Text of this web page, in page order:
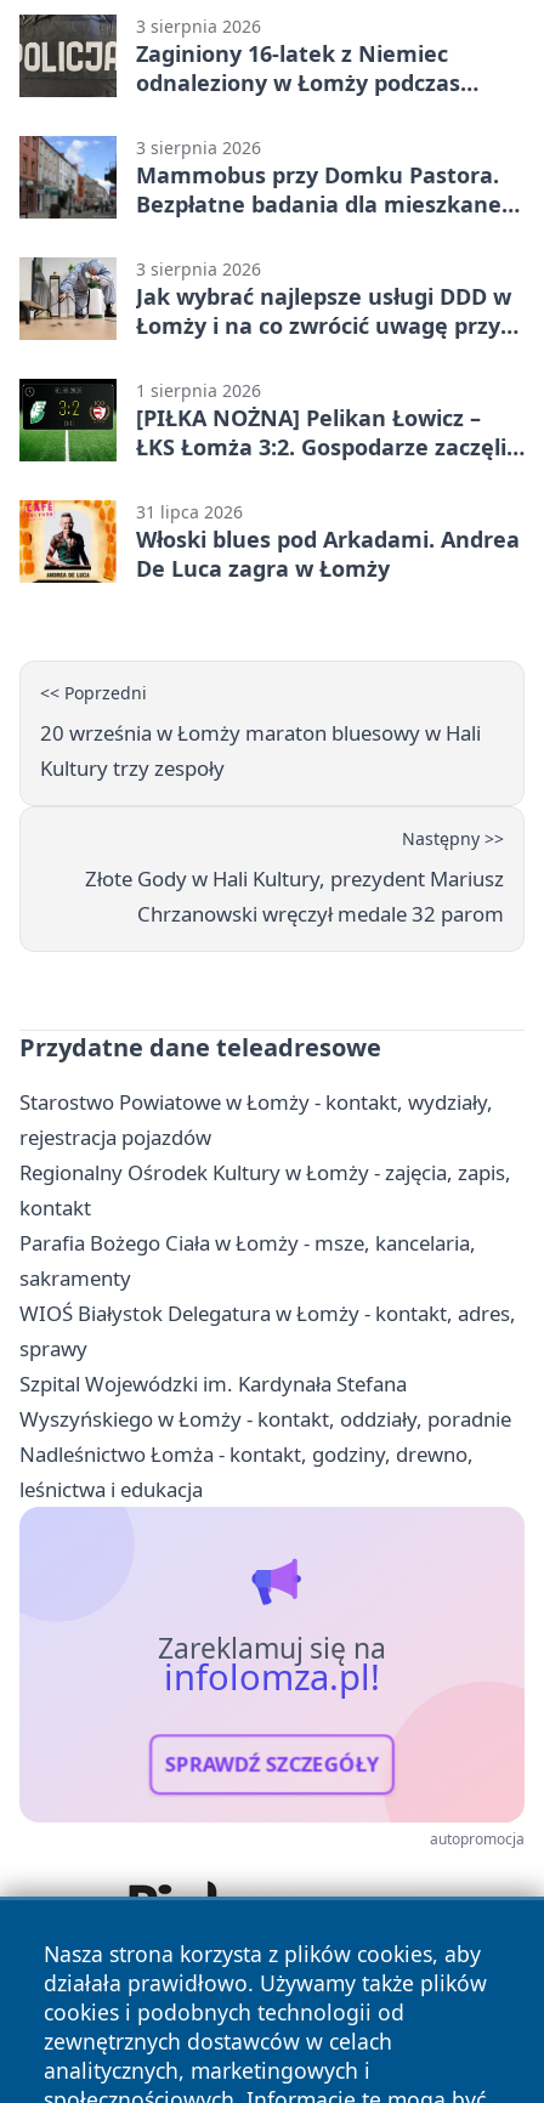
3 sierpnia 2026
Zaginiony 16-latek z Niemiec
odnaleziony w Łomży podczas
3 sierpnia 2026
Mammobus przy Domku Pastora.
Bezpłatne badania dla mieszkanek
3 sierpnia 2026
Jak wybrać najlepsze usługi DDD w
Łomży i na co zwrócić uwagę przy
1 sierpnia 2026
[PIŁKA NOŻNA] Pelikan Łowicz –
ŁKS Łomża 3:2. Gospodarze zaczęli
Liga Grupa 1 (Grupa I)
31 lipca 2026
Włoski blues pod Arkadami. Andrea
De Luca zagra w Łomży
<< Poprzedni
20 września w Łomży maraton bluesowy w Hali
Kultury trzy zespoły
Następny >>
Złote Gody w Hali Kultury, prezydent Mariusz
Chrzanowski wręczył medale 32 parom
Przydatne dane teleadresowe
Starostwo Powiatowe w Łomży - kontakt, wydziały,
rejestracja pojazdów
Regionalny Ośrodek Kultury w Łomży - zajęcia, zapis,
kontakt
Parafia Bożego Ciała w Łomży - msze, kancelaria,
sakramenty
WIOŚ Białystok Delegatura w Łomży - kontakt, adres,
sprawy
Szpital Wojewódzki im. Kardynała Stefana
Wyszyńskiego w Łomży - kontakt, oddziały, poradnie
Nadleśnictwo Łomża - kontakt, godziny, drewno,
leśnictwa i edukacja
Zareklamuj się na
infolomza.pl!
SPRAWDŹ SZCZEGÓŁY
autopromocja
Nasza strona korzysta z plików cookies, aby
działała prawidłowo. Używamy także plików
cookies i podobnych technologii od
zewnętrznych dostawców w celach
analitycznych, marketingowych i